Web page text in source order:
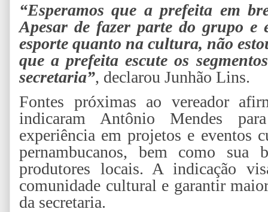
“Esperamos que a prefeita em
Apesar de fazer parte do grupo e
esporte quanto na cultura, não
que a prefeita escute os
secretaria”, declarou Junhão Lins.
Fontes próximas ao vereador
indicaram Antônio Mendes
experiência em projetos e eventos
pernambucanos, bem como sua
produtores locais. A indicação
comunidade cultural e garantir
da secretaria.